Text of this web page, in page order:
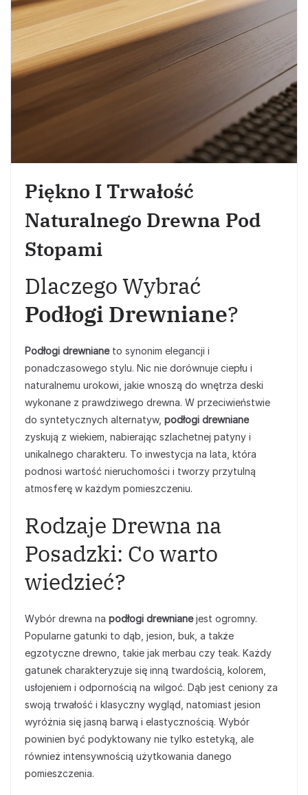
Piękno I Trwałość
Naturalnego Drewna Pod
Stopami
Dlaczego Wybrać
Podłogi Drewniane?
Podłogi drewnianeto synonim elegancji i
ponadczasowego stylu. Nic nie dorównuje ciepłu i
naturalnemu urokowi, jakie wnoszą do wnętrza deski
wykonane z prawdziwego drewna. W przeciwieństwie
do syntetycznych alternatyw, podłogi drewniane
zyskują z wiekiem, nabierając szlachetnej patyny i
unikalnego charakteru. To inwestycja na lata, która
podnosi wartość nieruchomości i tworzy przytulną
atmosferę w każdym pomieszczeniu.
Rodzaje Drewna na
Posadzki: Co warto
wiedzieć?
Wybór drewna na podłogi drewnianejest ogromny.
Popularne gatunki to dąb, jesion, buk, a także
egzotyczne drewno, takie jak merbau czy teak. Każdy
gatunek charakteryzuje się inną twardością, kolorem,
usłojeniem i odpornością na wilgoć. Dąb jest ceniony za
swoją trwałość i klasyczny wygląd, natomiast jesion
wyróżnia się jasną barwą i elastycznością. Wybór
powinien być podyktowany nie tylko estetyką, ale
również intensywnością użytkowania danego
pomieszczenia.